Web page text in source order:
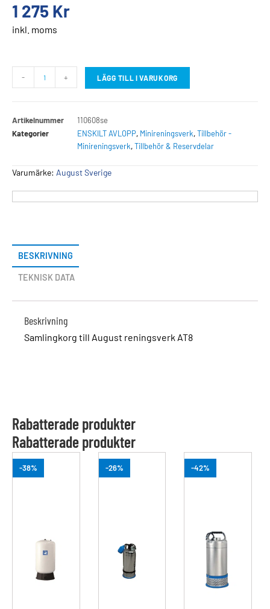
1 275 Kr
inkl. moms
- + LÄGG TILL I VARUKORG
Artikelnummer
110608se
Kategorier
ENSKILT AVLOPP, Minireningsverk,Tillbehör -
Minireningsverk,Tillbehör & Reservdelar
Varumärke: August Sverige
BESKRIVNING
TEKNISK DATA
Beskrivning
Samlingkorg till August reningsverk AT8
Rabatterade produkter
Rabatterade produkter
-38% -26% -42%